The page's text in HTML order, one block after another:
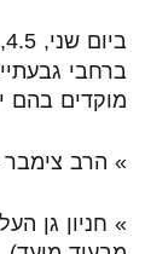
ברחבי
מוקדים בהם
» הרב צימבר
» חניון גן